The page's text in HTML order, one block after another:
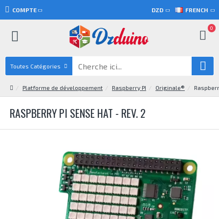
COMPTE DZD FRENCH
0
Toutes Catégories
Platforme de développement Raspberry PI Originale®
RASPBERRY PI SENSE HAT - REV. 2